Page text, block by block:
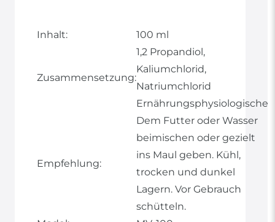
Inhalt: 100 ml
Zusammensetzung:
1,2 Propandiol,
Kaliumchlorid,
Natriumchlorid
Ernährungsphysiologische
Empfehlung:
Dem Futter oder Wasser
beimischen oder gezielt
ins Maul geben. Kühl,
trocken und dunkel
Lagern. Vor Gebrauch
schütteln.